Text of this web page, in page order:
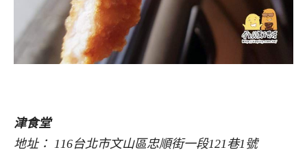
津食堂
地址： 116台北市文山區忠順街一段121巷1號